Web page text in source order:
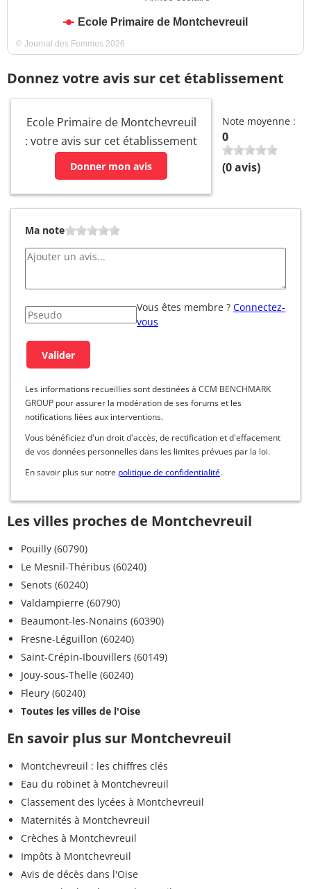
Ecole Primaire de Montchevreuil
© Journal des Femmes 2026
Donnez votre avis sur cet établissement
Ecole Primaire de Montchevreuil
: votre avis sur cet établissement
Donner mon avis
Note moyenne :
0
(0avis)
Ma note
Vous êtes membre ? Connectez-
vous
Les informations recueillies sont destinées à CCM BENCHMARK
GROUP pour assurer la modération de ses forums et les
notifications liées aux interventions.
Vous bénéficiez d'un droit d'accès, de rectification et d'effacement
de vos données personnelles dans les limites prévues par la loi.
En savoir plus sur notre politique de confidentialité.
Les villes proches de Montchevreuil
Pouilly (60790)
Le Mesnil-Théribus (60240)
Senots (60240)
Valdampierre (60790)
Beaumont-les-Nonains (60390)
Fresne-Léguillon (60240)
Saint-Crépin-Ibouvillers (60149)
Jouy-sous-Thelle (60240)
Fleury (60240)
Toutes les villes de l'Oise
En savoir plus sur Montchevreuil
Montchevreuil : les chiffres clés
Eau du robinet à Montchevreuil
Classement des lycées à Montchevreuil
Maternités à Montchevreuil
Crèches à Montchevreuil
Impôts à Montchevreuil
Avis de décès dans l'Oise